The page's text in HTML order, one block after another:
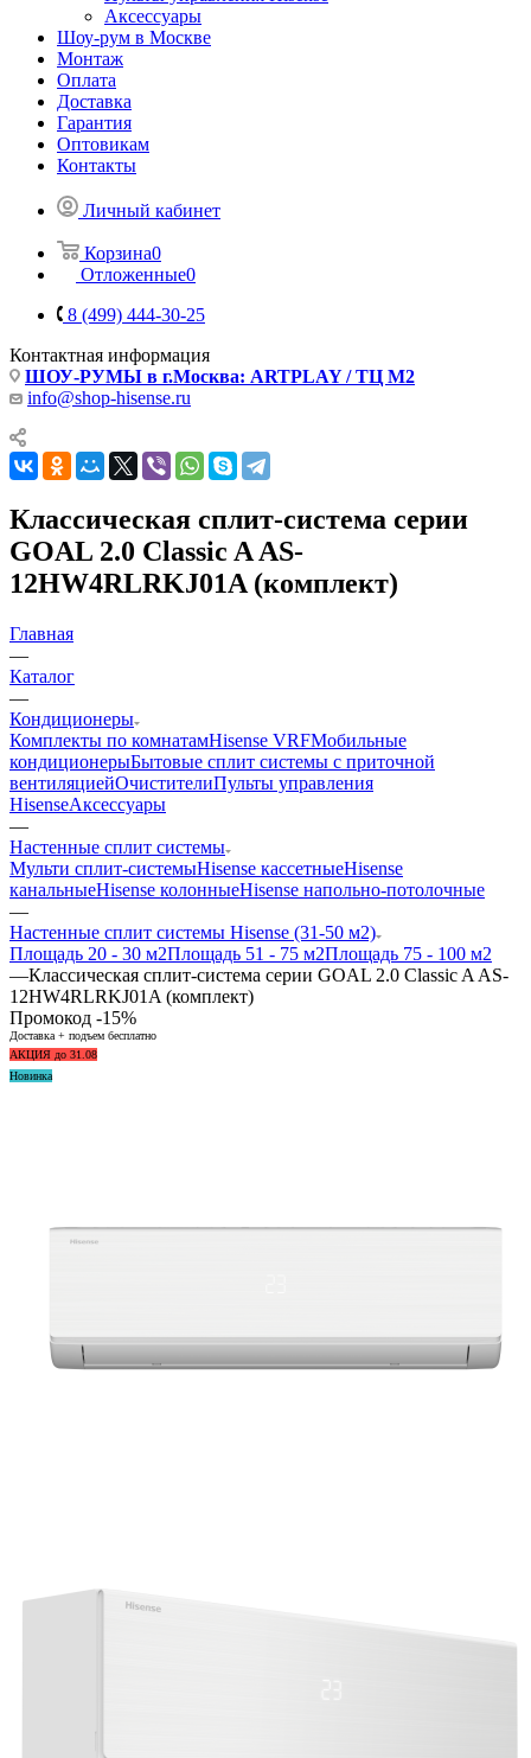
Аксессуары
Шоу-рум в Москве
Монтаж
Оплата
Доставка
Гарантия
Оптовикам
Контакты
Личный кабинет
Корзина0
Отложенные0
8 (499) 444-30-25
Контактная информация
ШОУ-РУМЫ в г.Москва: ARTPLAY / ТЦ М2
info@shop-hisense.ru
Классическая сплит-система серии
GOAL 2.0 Classic A AS-
12HW4RLRKJ01A (комплект)
Главная
—
Каталог
—
Кондиционеры
Комплекты по комнатамHisense VRFМобильные
кондиционерыБытовые сплит системы с приточной
вентиляциейОчистителиПульты управления
HisenseАксессуары
—
Настенные сплит системы
Мульти сплит-системыHisense кассетныеHisense
канальныеHisense колонныеHisense напольно-потолочные
—
Настенные сплит системы Hisense (31-50 м2)
Площадь 20 - 30 м2Площадь 51 - 75 м2Площадь 75 - 100 м2
—Классическая сплит-система серии GOAL 2.0 Classic A AS-
12HW4RLRKJ01A (комплект)
Промокод -15%
Доставка + подъем бесплатно
АКЦИЯ до 31.08
Новинка